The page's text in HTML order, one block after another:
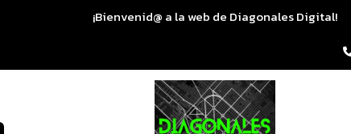
¡Bienvenid@ a la web de Diagonales Digital!